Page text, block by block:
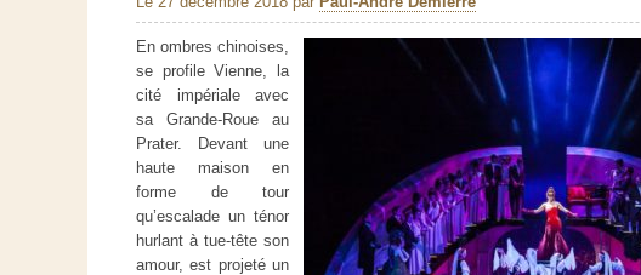
En ombres chinoises,
se profile Vienne, la
cité impériale avec
sa Grande-Roue au
Prater. Devant une
haute maison en
forme de tour
qu’escalade un ténor
hurlant à tue-tête son
amour, est projeté un